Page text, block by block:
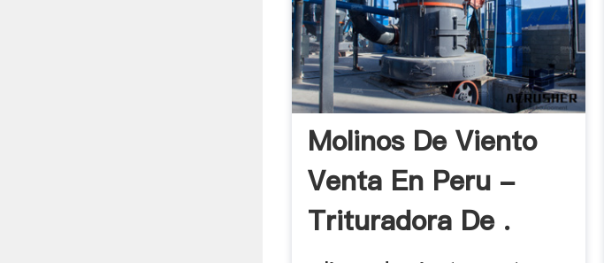
Molinos De Viento
Venta En Peru -
Trituradora De .